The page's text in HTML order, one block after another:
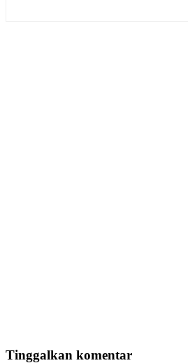
Tinggalkan komentar